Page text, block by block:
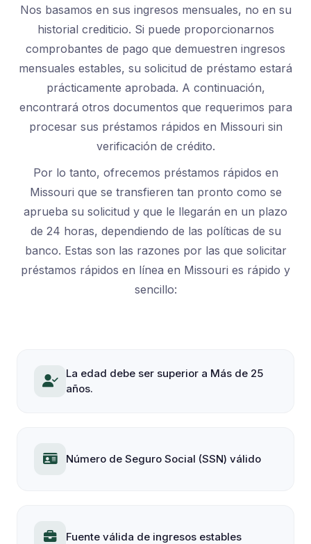
Nos basamos en sus ingresos mensuales, no en su
historial crediticio. Si puede proporcionarnos
comprobantes de pago que demuestren ingresos
mensuales estables, su solicitud de préstamo estará
prácticamente aprobada. A continuación,
encontrará otros documentos que requerimos para
procesar sus préstamos rápidos en Missouri sin
verificación de crédito.
Por lo tanto, ofrecemos préstamos rápidos en
Missouri que se transfieren tan pronto como se
aprueba su solicitud y que le llegarán en un plazo
de 24 horas, dependiendo de las políticas de su
banco. Estas son las razones por las que solicitar
préstamos rápidos en línea en Missouri es rápido y
sencillo:
La edad debe ser superior a Más de 25
años.
Número de Seguro Social (SSN) válido
Fuente válida de ingresos estables